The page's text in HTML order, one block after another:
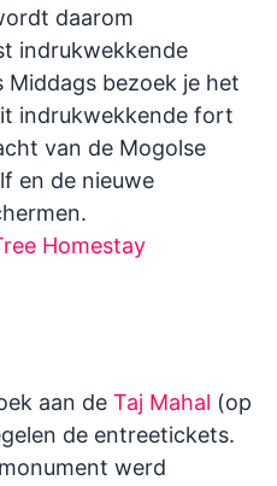
daarom
indrukwekkende
Middags bezoek je het
indrukwekkende fort
van de Mogolse
en de nieuwe
Homestay
aan de Taj Mahal (op
de entreetickets.
werd